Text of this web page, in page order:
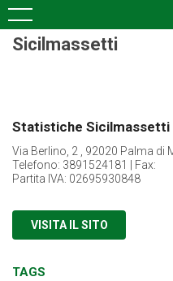
Sicilmassetti
Statistiche Sicilmassetti
Via Berlino, 2 , 92020 Palma di
Telefono: 3891524181 | Fax:
Partita IVA: 02695930848
VISITA IL SITO
TAGS